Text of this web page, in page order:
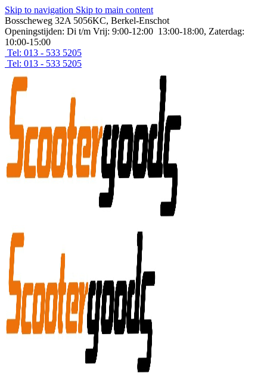
Skip to navigation Skip to main content
Bosscheweg 32A 5056KC, Berkel-Enschot
Openingstijden: Di t/m Vrij: 9:00-12:00 13:00-18:00, Zaterdag:
10:00-15:00
Tel: 013 - 533 5205
Tel: 013 - 533 5205